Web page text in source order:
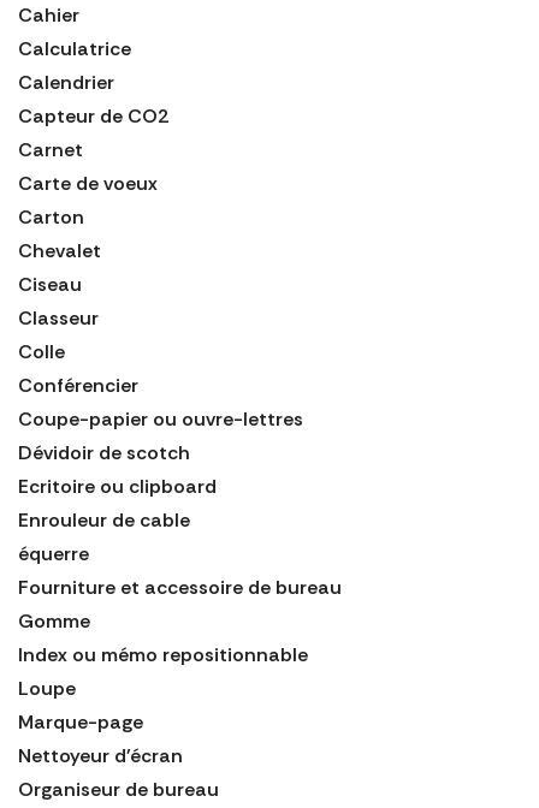
Cahier
Calculatrice
Calendrier
Capteur de CO2
Carnet
Carte de voeux
Carton
Chevalet
Ciseau
Classeur
Colle
Conférencier
Coupe-papier ou ouvre-lettres
Dévidoir de scotch
Ecritoire ou clipboard
Enrouleur de cable
équerre
Fourniture et accessoire de bureau
Gomme
Index ou mémo repositionnable
Loupe
Marque-page
Nettoyeur d'écran
Organiseur de bureau